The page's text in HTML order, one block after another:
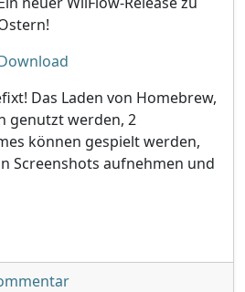
Das Laden von Homebrew,
genutzt werden, 2
können gespielt werden,
Screenshots aufnehmen und
unter 'WiiFlow v4.1.1'